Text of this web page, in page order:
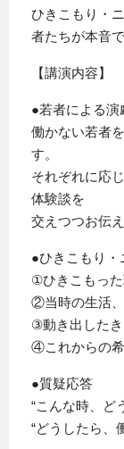
ひきこもり・
者たちが本音
【講演内容】
●若者による演
働かない若者
す。
それぞれに応
体験談を
交えつつお伝え
●ひきこもり・
①ひきこもっ
②当時の生活
③動き出した
④これからの
●質疑応答
“こんな時、ど
“どうしたら、